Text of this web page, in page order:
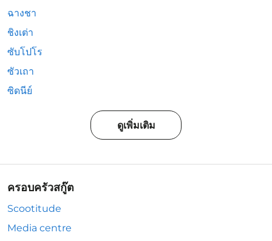
ฉางชา
ชิงเต่า
ซับโปโร
ซัวเถา
ซิดนีย์
ดูเพิ่มเติม
ครอบครัวสกู๊ต
Scootitude
Media centre